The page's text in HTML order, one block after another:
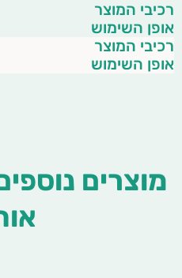
רכיבי המוצר
אופן השימוש
רכיבי המוצר
אופן השימוש
מוצרים